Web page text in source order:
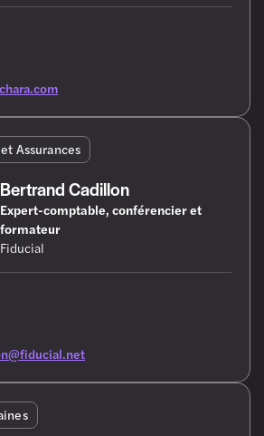
Assurances
Bertrand Cadillon
Expert-comptable, conférencier et
formateur
Fiducial